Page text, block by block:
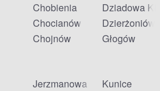
Chobienia
Chocianów
Chojnów
Dziadowa
Dzierżoniów
Głogów
Jerzmanowa
Kunice